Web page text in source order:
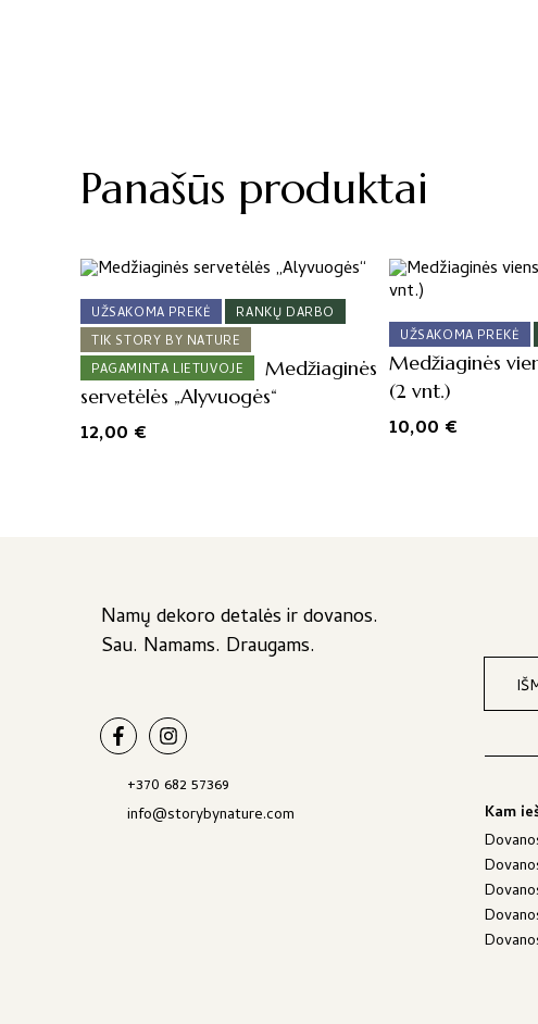
Panašūs produktai
UŽSAKOMA PREKĖ
RANKŲ DARBO
TIK STORY BY NATURE
PAGAMINTA LIETUVOJE
Medžiaginės
servetėlės „Alyvuogės“
12,00 €
UŽSAKOMA PREKĖ
Medžiaginės
(2 vnt.)
10,00 €
Namų dekoro detalės ir dovanos.
Sau. Namams. Draugams.
+370 682 57369
info@storybynature.com
Kam